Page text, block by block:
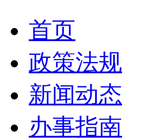
首页
政策法规
新闻动态
办事指南